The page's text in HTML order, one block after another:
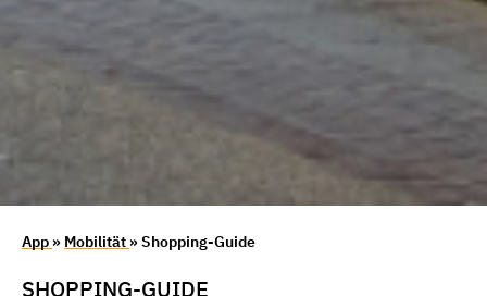
App » Mobilität » Shopping-Guide
SHOPPING-GUIDE